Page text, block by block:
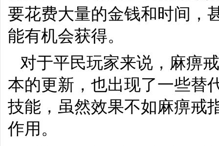
要花费大量的金钱和时间，
能有机会获得。
对于平民玩家来说，麻痹
本的更新，也出现了一些替
技能，虽然效果不如麻痹戒
作用。